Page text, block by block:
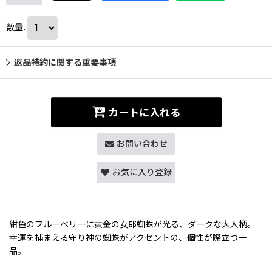
数量:
返品特約に関する重要事項
カートに入れる
お問い合わせ
お気に入り登録
紺色のブルーベリーに黄金の女郎蜘蛛が光る、ダークな大人柄。
幸運を捕まえる守り神の蜘蛛がアクセントの、個性が際立つ一
品。